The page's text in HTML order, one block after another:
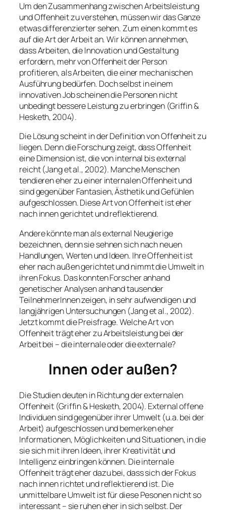
Um den Zusammenhang zwischen Arbeitsleistung
und Offenheit zu verstehen, müssen wir das Ganze
etwas differenzierter sehen. Zum einen kommt es
auf die Art der Arbeit an. Wir können annehmen,
dass Arbeiten, die Innovation und Gestaltung
erfordern, mehr von Offenheit der Person
profitieren, als Arbeiten, die einer mechanischen
Ausführung bedürfen. Doch selbst in einem
innovativen Job scheinen die Personen nicht
unbedingt bessere Leistung zu erbringen (Griffin &
Hesketh, 2004).
Die Lösung scheint in der Definition von Offenheit zu
liegen. Denn die Forschung zeigt, dass Offenheit
eine Dimension ist, die von internal bis external
reicht (Jang et al., 2002). Manche Menschen
tendieren eher zu einer internalen Offenheit und
sind gegenüber Fantasien, Ästhetik und Gefühlen
aufgeschlossen. Diese Art von Offenheit ist eher
nach innen gerichtet und reflektierend.
Andere könnte man als external Neugierige
bezeichnen, denn sie sehnen sich nach neuen
Handlungen, Werten und Ideen. Ihre Offenheit ist
eher nach außen gerichtet und nimmt die Umwelt in
ihren Fokus. Das konnten Forscher anhand
genetischer Analysen anhand tausender
TeilnehmerInnen zeigen, in sehr aufwendigen und
langjährigen Untersuchungen (Jang et al., 2002).
Jetzt kommt die Preisfrage. Welche Art von
Offenheit trägt eher zu Arbeitsleistung bei der
Arbeit bei – die internale oder die externale?
Innen oder außen?
Die Studien deuten in Richtung der externalen
Offenheit (Griffin & Hesketh, 2004). External offene
Individuen sind gegenüber ihrer Umwelt (u.a. bei der
Arbeit) aufgeschlossen und bemerken eher
Informationen, Möglichkeiten und Situationen, in die
sie sich mit ihren Ideen, ihrer Kreativität und
Intelligenz einbringen können. Die internale
Offenheit trägt eher dazu bei, dass sich der Fokus
nach innen richtet und reflektierend ist. Die
unmittelbare Umwelt ist für diese Pesonen nicht so
interessant – sie ruhen eher in sich selbst. Der